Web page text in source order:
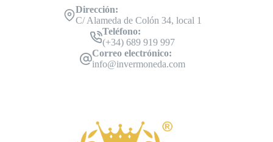
Dirección:
C/ Alameda de Colón 34, local 1
Teléfono:
(+34) 689 919 997
Correo electrónico:
info@invermoneda.com